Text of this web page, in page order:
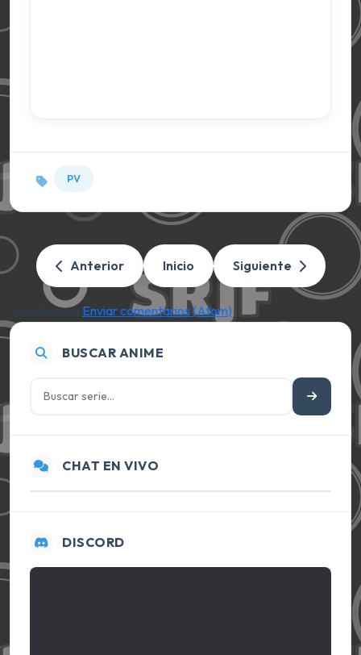
PV
Anterior Inicio Siguiente
Suscribirse a:Enviar comentarios (Atom)
BUSCAR ANIME
CHAT EN VIVO
DISCORD